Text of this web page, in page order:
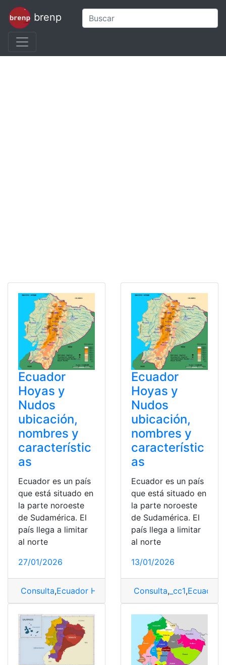
brenp
Ecuador
Hoyas y
Nudos
ubicación,
nombres y
característic
as
Ecuador es un país
que está situado en
la parte noroeste
de Sudamérica. El
país llega a limitar
al norte
27/01/2026
Consulta,Ecuador Hoyas y Nudos ubicación,Hoyas y
Ecuador
Hoyas y
Nudos
ubicación,
nombres y
característic
as
Ecuador es un país
que está situado en
la parte noroeste
de Sudamérica. El
país llega a limitar
al norte
13/01/2026
Consulta, _cc1,Ecuador